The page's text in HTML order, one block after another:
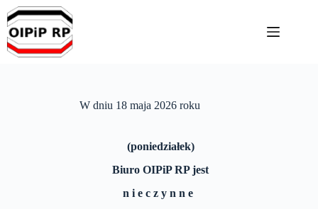
Przejdź
do
treści
W dniu 18 maja 2026 roku
(poniedziałek)
Biuro OIPiP RP jest
n i e c z y n n e